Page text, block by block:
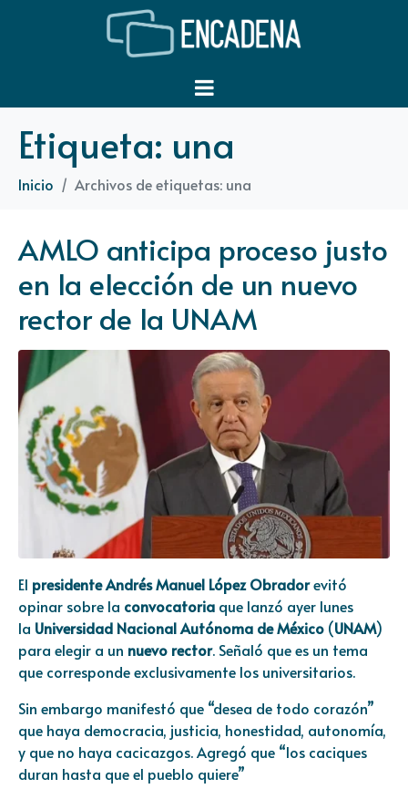
Etiqueta: una
Inicio Archivos de etiquetas: una
AMLO anticipa proceso justo
en la elección de un nuevo
rector de la UNAM
El presidente Andrés Manuel López Obradorevitó
opinar sobre la convocatoria que lanzó ayer lunes
la Universidad Nacional Autónoma de México (UNAM)
para elegir a un nuevo rector. Señaló que es un tema
que corresponde exclusivamente los universitarios.
Sin embargo manifestó que “desea de todo corazón”
que haya democracia, justicia, honestidad, autonomía,
y que no haya cacicazgos. Agregó que “los caciques
duran hasta que el pueblo quiere”